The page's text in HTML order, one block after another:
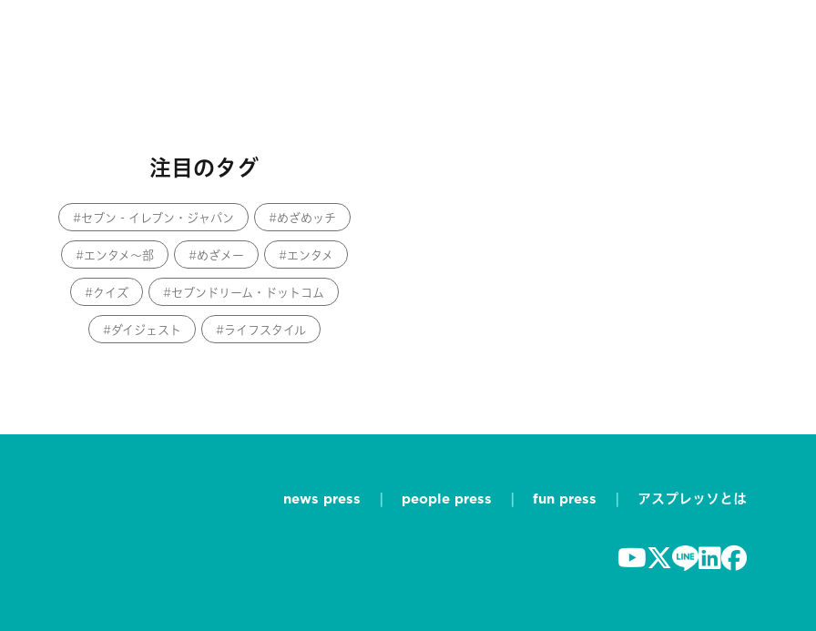
注目のタグ
セブン‐イレブン・ジャパン めざめッチ
エンタメ～部 めざメー エンタメ
クイズ セブンドリーム・ドットコム
ダイジェスト ライフスタイル
news press people press fun press アスプレッソとは